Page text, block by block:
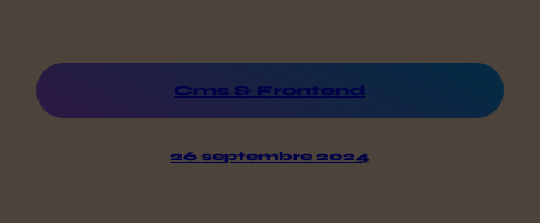
Cms & Frontend
26 septembre 2024